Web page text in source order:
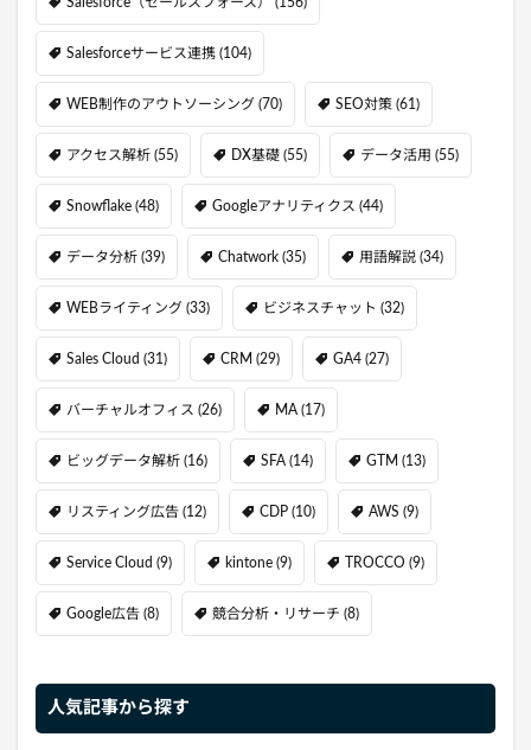
Salesforceサービス連携 (104)
WEB制作のアウトソーシング (70) SEO対策 (61)
アクセス解析 (55) DX基礎 (55) データ活用 (55)
Snowflake (48) Googleアナリティクス (44)
データ分析 (39) Chatwork (35) 用語解説 (34)
WEBライティング (33) ビジネスチャット (32)
Sales Cloud (31) CRM (29) GA4 (27)
バーチャルオフィス (26) MA (17)
ビッグデータ解析 (16) SFA (14) GTM (13)
リスティング広告 (12) CDP (10) AWS (9)
Service Cloud (9) kintone (9) TROCCO (9)
Google広告 (8) 競合分析・リサーチ (8)
人気記事から探す